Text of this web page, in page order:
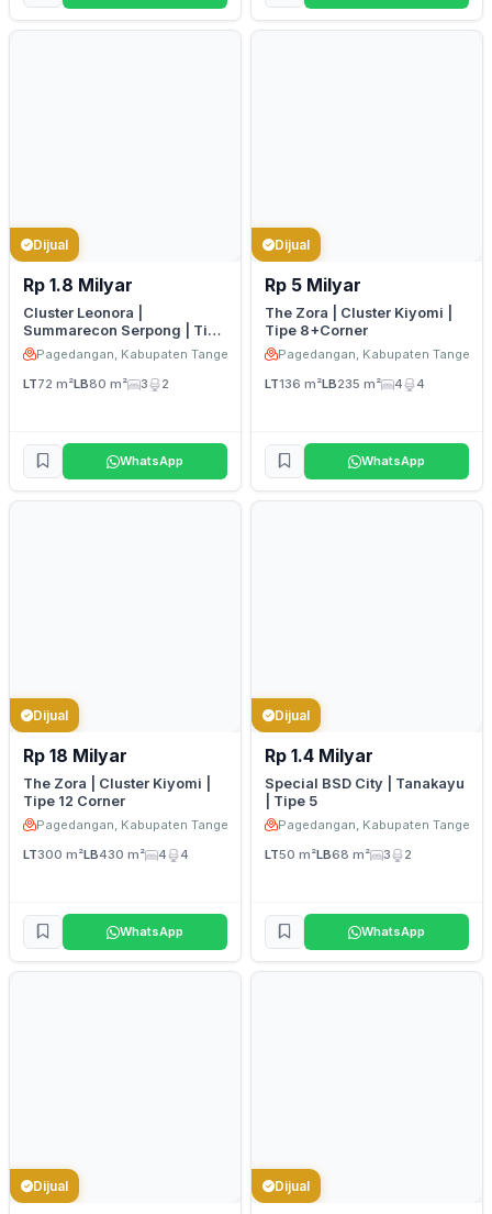
Dijual
Rp 1.8 Milyar
Cluster Leonora |
Summarecon Serpong | Tipe
6 Deluxe
Pagedangan, Kabupaten Tangerang
LT72 m²LB80 m² 3 2
WhatsApp
Dijual
Rp 5 Milyar
The Zora | Cluster Kiyomi |
Tipe 8+Corner
Pagedangan, Kabupaten
LT136 m²LB235 m² 4 4
WhatsApp
Dijual
Rp 18 Milyar
The Zora | Cluster Kiyomi |
Tipe 12 Corner
Pagedangan, Kabupaten Tangerang
LT300 m²LB430 m² 4 4
WhatsApp
Dijual
Rp 1.4 Milyar
Special BSD City | Tanakayu
| Tipe 5
Pagedangan, Kabupaten
LT50 m²LB68 m² 3 2
WhatsApp
Dijual Dijual